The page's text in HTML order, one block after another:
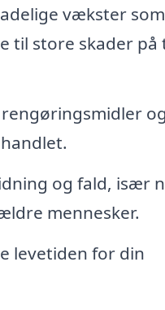
vækster som
til store skader
og
og fald, især
mennesker.
levetiden for din